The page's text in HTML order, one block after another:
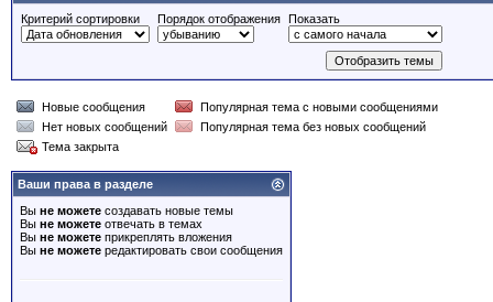
Критерий сортировки
Порядок отображения Показать
Новые сообщения
Популярная тема с новыми сообщениями
Нет новых сообщений
Популярная тема без новых сообщений
Тема закрыта
Ваши права в разделе
Вы не можете создавать новые темы
Вы не можете отвечать в темах
Вы не можете прикреплять вложения
Вы не можете редактировать свои сообщения